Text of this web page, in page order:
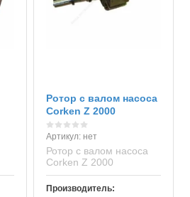
Ротор с валом насоса
Corken Z 2000
Артикул:нет
Ротор с валом насоса
Corken Z 2000
Производитель: